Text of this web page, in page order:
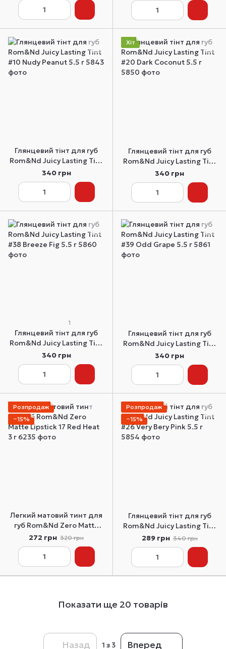
Глянцевий тінт для губ
Rom&Nd Juicy Lasting Tint
#10 Nudy Peanut 5.5 г
340 грн
Хіт
Глянцевий тінт для губ
Rom&Nd Juicy Lasting Tint
#20 Dark Coconut 5.5 г
340 грн
1
Глянцевий тінт для губ
Rom&Nd Juicy Lasting Tint
#38 Breeze Fig 5.5 г
340 грн
Глянцевий тінт для губ
Rom&Nd Juicy Lasting Tint
#39 Odd Grape 5.5 г
340 грн
Розпродаж
−15%
Легкий матовий тинт для
губ Rom&Nd Zero Matte
Lipstick 17 Red Heat 3 г
272 грн 320 грн
Розпродаж
−15%
Глянцевий тінт для губ
Rom&Nd Juicy Lasting Tint
#26 Very Bery Pink 5.5 г
289 грн 340 грн
Показати ще 20 товарів
Назад 1 з 3 Вперед